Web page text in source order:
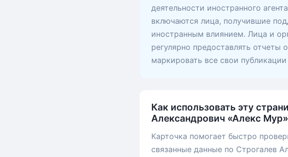
деятельности иностранного
включаются лица, получившие
иностранным влиянием. Лица и
регулярно предоставлять
маркировать все свои
Как использовать эту
Александрович «Алекс Мур»
Карточка помогает быстро
связанные данные по Строгалев